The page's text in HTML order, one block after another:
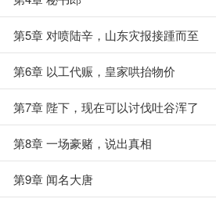
第5章 对喷陆辛，山东灾报接踵而至
第6章 以工代赈，皇家哄抬物价
第7章 陛下，现在可以讨伐吐谷浑了
第8章 一场豪赌，说出真相
第9章 闻名大唐